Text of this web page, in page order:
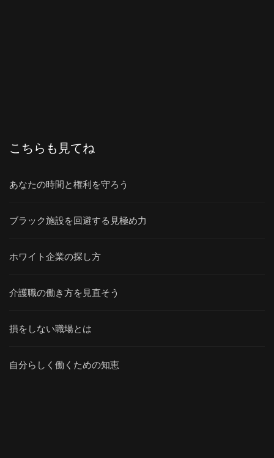
こちらも見てね
あなたの時間と権利を守ろう
ブラック施設を回避する見極め力
ホワイト企業の探し方
介護職の働き方を見直そう
損をしない職場とは
自分らしく働くための知恵